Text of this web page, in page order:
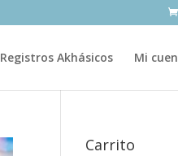
Registros Akhásicos Mi
Carrito